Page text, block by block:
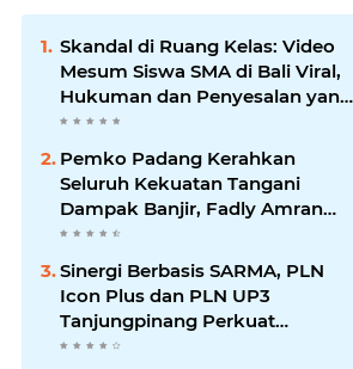
Skandal di Ruang Kelas: Video
Mesum Siswa SMA di Bali Viral,
Hukuman dan Penyesalan yang
Mengikuti
Pemko Padang Kerahkan
Seluruh Kekuatan Tangani
Dampak Banjir, Fadly Amran
Desak Percepatan Proyek
Sinergi Berbasis SARMA, PLN
Icon Plus dan PLN UP3
Tanjungpinang Perkuat
Kolaborasi Strategis